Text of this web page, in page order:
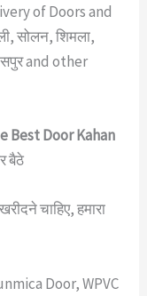
of Doors and
सोलन, शिमला,
and other
Best Door Kahan
बैठे
चाहिए, हमारा
Door, WPVC